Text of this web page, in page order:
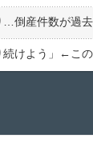
倒産件数が過
けよう」←こ